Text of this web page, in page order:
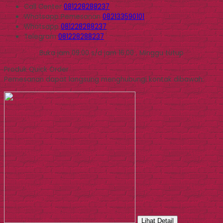
Call Center081228288237
WhatsappPemesanan 082133590101
Whatsapp081228288237
Telegram081228288237
Buka jam 09.00 s/d jam 16.00 , Minggu tutup
Produk Quick Order
Pemesanan dapat langsung menghubungi kontak dibawah:
Lihat Detail